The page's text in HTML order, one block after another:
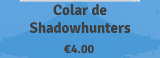
Colar de
Shadowhunters
€4.00Price